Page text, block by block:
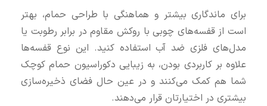
برای ماندگاری بیشتر و هماهنگی با طراحی حمام، بهتر
است از قفسه‌های چوبی با روکش مقاوم در برابر رطوبت یا
مدل‌های فلزی ضد آب استفاده کنید. این نوع قفسه‌ها
علاوه بر کاربردی بودن، به زیبایی دکوراسیون حمام کوچک
شما هم کمک می‌کنند و در عین حال فضای ذخیره‌سازی
بیشتری در اختیارتان قرار می‌دهند.